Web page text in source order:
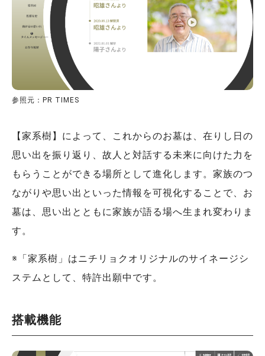
参照元：PR TIMES
【家系樹】によって、これからのお墓は、在りし日の
思い出を振り返り、故人と対話する未来に向けた力を
もらうことができる場所として進化します。家族のつ
ながりや思い出といった情報を可視化することで、お
墓は、思い出とともに家族が語る場へ生まれ変わりま
す。
※「家系樹」はニチリョクオリジナルのサイネージシ
ステムとして、特許出願中です。
搭載機能